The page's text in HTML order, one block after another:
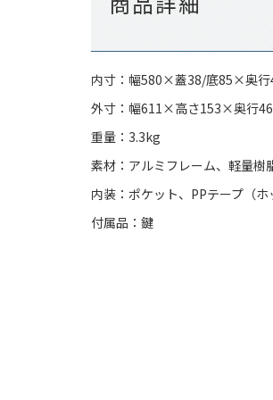
内寸：幅580×蓋38/底85×奥
外寸：幅611×高さ153×奥行
重量：3.3kg
素材：アルミフレーム、軽量樹
内装：ポケット、PPテープ（
付属品：鍵